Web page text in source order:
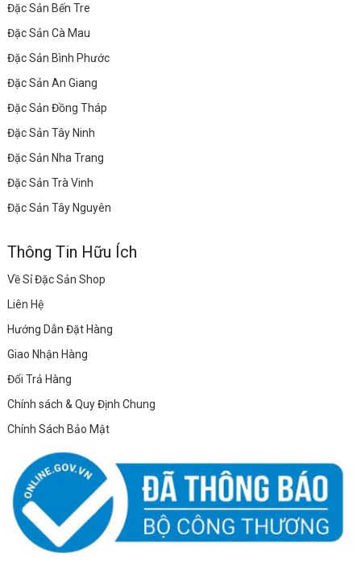
Đặc Sản Bến Tre
Đặc Sản Cà Mau
Đặc Sản Bình Phước
Đặc Sản An Giang
Đặc Sản Đồng Tháp
Đặc Sản Tây Ninh
Đặc Sản Nha Trang
Đặc Sản Trà Vinh
Đặc Sản Tây Nguyên
Thông Tin Hữu Ích
Về Sỉ Đặc Sản Shop
Liên Hệ
Hướng Dẫn Đặt Hàng
Giao Nhận Hàng
Đổi Trả Hàng
Chính sách & Quy Định Chung
Chính Sách Bảo Mật